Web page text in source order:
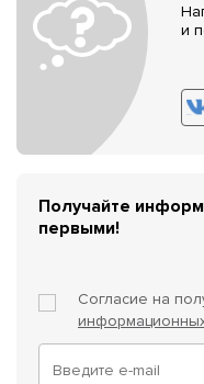
и
Получайте
первыми!
Согласие на